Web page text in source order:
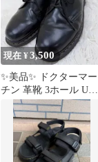
現在 ¥3,500
✨美品✨ ドクターマー
チン 革靴 3ホール UK7
ブラック AW006